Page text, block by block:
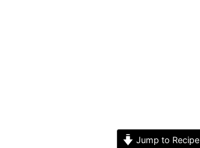
Jump to Recipe